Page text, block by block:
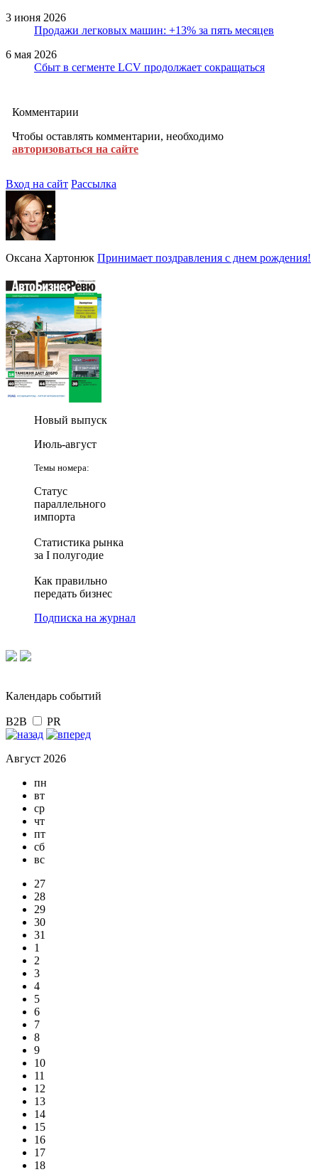
3 июня 2026
Продажи легковых машин: +13% за пять месяцев
6 мая 2026
Сбыт в сегменте LCV продолжает сокращаться
Комментарии
Чтобы оставлять комментарии, необходимо
авторизоваться на сайте
Вход на сайт Рассылка
Оксана Хартонюк Принимает поздравления с днем рождения!
Новый выпуск
Июль-август
Темы номера:
Статус
параллельного
импорта
Статистика рынка
за I полугодие
Как правильно
передать бизнес
Подписка на журнал
Календарь событий
B2B PR
Август 2026
пн
вт
ср
чт
пт
сб
вс
27
28
29
30
31
1
2
3
4
5
6
7
8
9
10
11
12
13
14
15
16
17
18